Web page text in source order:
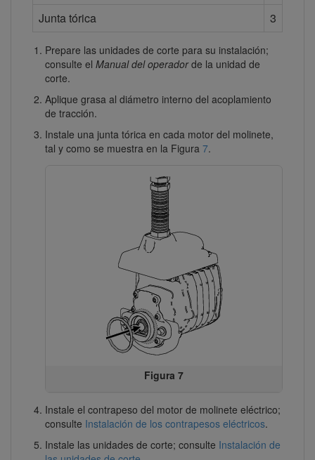
Junta tórica
3
Prepare las unidades de corte para su instalación;
consulte el Manual del operadorde la unidad de
corte.
Aplique grasa al diámetro interno del acoplamiento
de tracción.
Instale una junta tórica en cada motor del molinete,
tal y como se muestra en la Figura 7.
Figura 7
Instale el contrapeso del motor de molinete eléctrico;
consulte Instalación de los contrapesos eléctricos.
Instale las unidades de corte; consulte Instalación de